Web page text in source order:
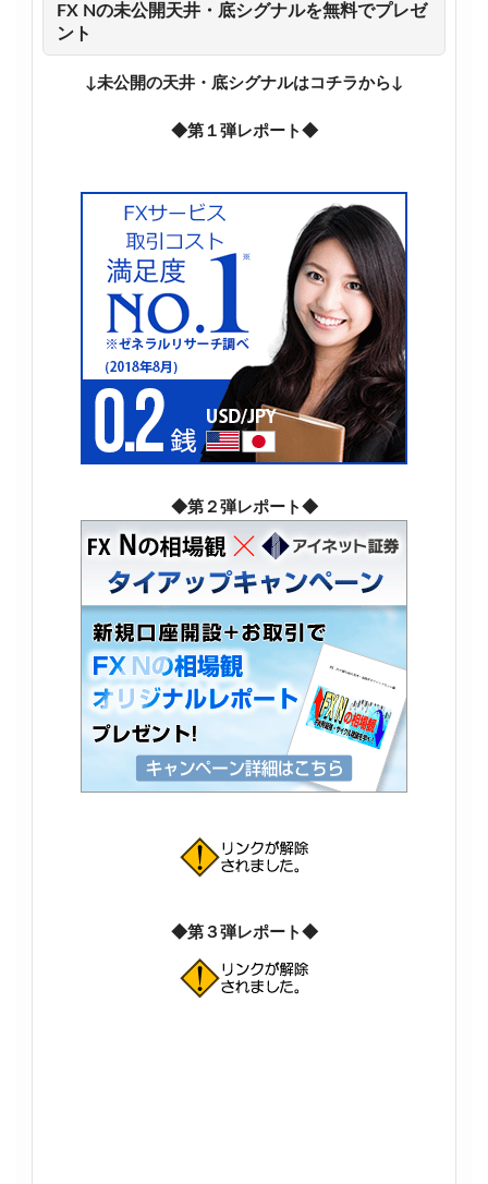
FX Nの未公開天井・底シグナルを無料でプレゼ
ント
↓未公開の天井・底シグナルはコチラから↓
◆第１弾レポート◆
◆第２弾レポート◆
◆第３弾レポート◆